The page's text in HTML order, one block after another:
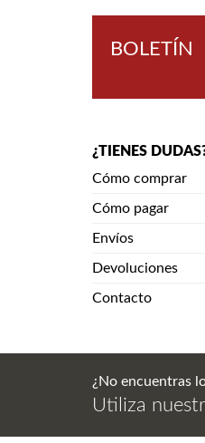
BOLETÍN
¿TIENES
Cómo comprar
Cómo pagar
Envíos
Devoluciones
Contacto
¿No encuentras
Utiliza